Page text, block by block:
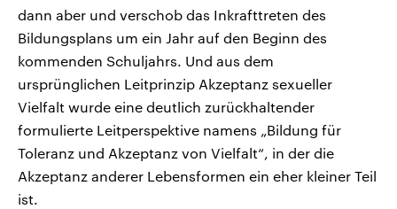
dann aber und verschob das Inkrafttreten des
Bildungsplans um ein Jahr auf den Beginn des
kommenden Schuljahrs. Und aus dem
ursprünglichen Leitprinzip Akzeptanz sexueller
Vielfalt wurde eine deutlich zurückhaltender
formulierte Leitperspektive namens „Bildung für
Toleranz und Akzeptanz von Vielfalt“, in der die
Akzeptanz anderer Lebensformen ein eher kleiner Teil
ist.